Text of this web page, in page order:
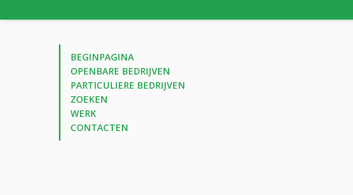
BEGINPAGINA
OPENBARE BEDRIJVEN
PARTICULIERE BEDRIJVEN
ZOEKEN
WERK
CONTACTEN